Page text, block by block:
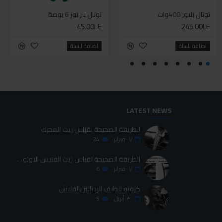
سيليكون متعدد الاستخدام
70.00LE
اضافة للسلة
700.00LE
اضافة للسلة
توتال بلاور 400وات
245.00LE
اضافة للسلة
توتال بنز بوز 6 بوصة
45.00LE
اضافة للسلة
LATEST NEWS
الطريقة الصحيحة لقياس زيت المحرك
٠٧ فبراير 24
الطريقة الصحيحة لقياس زيت الفتيس الاوتوماتيك
٠٧ فبراير 6
كيفية تنظيف الردياتير بالفلاش
٣٠ أبريل 5